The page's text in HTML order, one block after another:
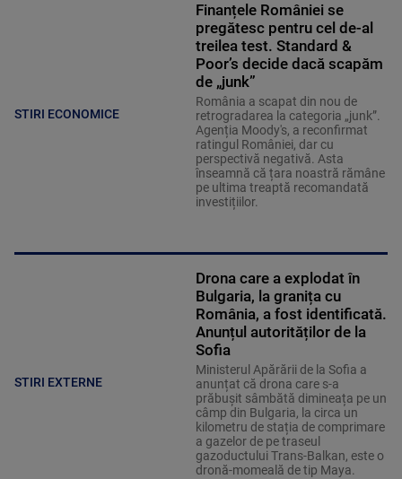
STIRI ECONOMICE
Finanțele României se
pregătesc pentru cel de-al
treilea test. Standard &
Poor’s decide dacă scapăm
de „junk”
România a scapat din nou de
retrogradarea la categoria „junk”.
Agenția Moody's, a reconfirmat
ratingul României, dar cu
perspectivă negativă. Asta
înseamnă că țara noastră rămâne
pe ultima treaptă recomandată
investițiilor.
STIRI EXTERNE
Drona care a explodat în
Bulgaria, la granița cu
România, a fost identificată.
Anunțul autorităților de la
Sofia
Ministerul Apărării de la Sofia a
anunțat că drona care s-a
prăbușit sâmbătă dimineața pe un
câmp din Bulgaria, la circa un
kilometru de stația de comprimare
a gazelor de pe traseul
gazoductului Trans-Balkan, este o
dronă-momeală de tip Maya.